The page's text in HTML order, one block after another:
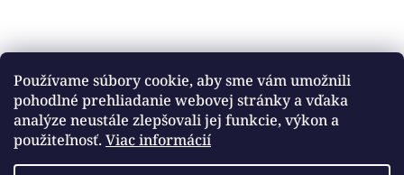
Používame súbory cookie, aby sme vám umožnili
pohodlné prehliadanie webovej stránky a vďaka
analýze neustále zlepšovali jej funkcie, výkon a
použiteľnosť. Viac informácií
Sledovať na Instagrame
Facebook